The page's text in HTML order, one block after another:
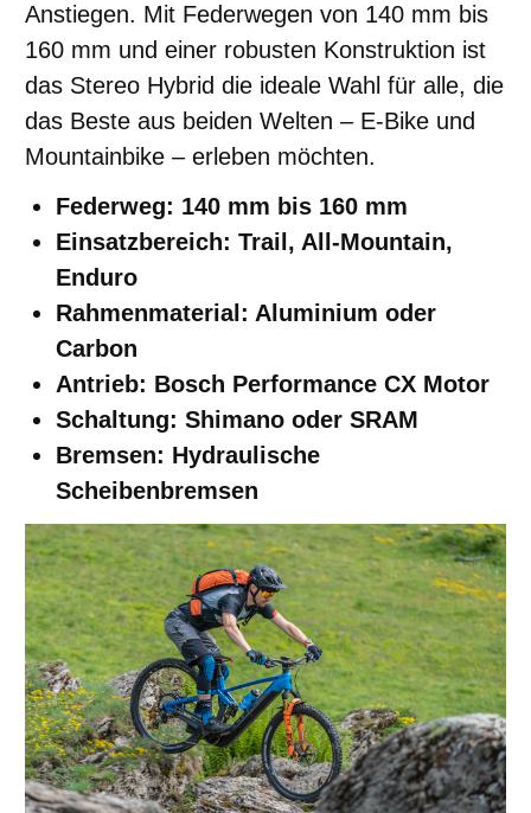
Anstiegen. Mit Federwegen von 140 mm bis
160 mm und einer robusten Konstruktion ist
das Stereo Hybrid die ideale Wahl für alle, die
das Beste aus beiden Welten – E-Bike und
Mountainbike – erleben möchten.
Federweg: 140 mm bis 160 mm
Einsatzbereich: Trail, All-Mountain,
Enduro
Rahmenmaterial: Aluminium oder
Carbon
Antrieb: Bosch Performance CX Motor
Schaltung: Shimano oder SRAM
Bremsen: Hydraulische
Scheibenbremsen